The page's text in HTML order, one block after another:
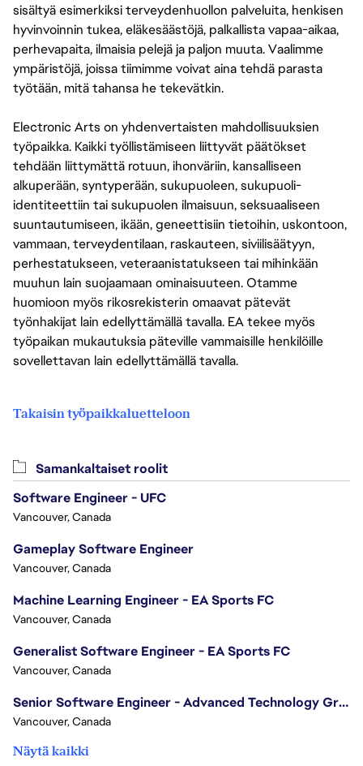
sisältyä esimerkiksi terveydenhuollon palveluita, henkisen
hyvinvoinnin tukea, eläkesäästöjä, palkallista vapaa-aikaa,
perhevapaita, ilmaisia pelejä ja paljon muuta. Vaalimme
ympäristöjä, joissa tiimimme voivat aina tehdä parasta
työtään, mitä tahansa he tekevätkin.
Electronic Arts on yhdenvertaisten mahdollisuuksien
työpaikka. Kaikki työllistämiseen liittyvät päätökset
tehdään liittymättä rotuun, ihonväriin, kansalliseen
alkuperään, syntyperään, sukupuoleen, sukupuoli-
identiteettiin tai sukupuolen ilmaisuun, seksuaaliseen
suuntautumiseen, ikään, geneettisiin tietoihin, uskontoon,
vammaan, terveydentilaan, raskauteen, siviilisäätyyn,
perhestatukseen, veteraanistatukseen tai mihinkään
muuhun lain suojaamaan ominaisuuteen. Otamme
huomioon myös rikosrekisterin omaavat pätevät
työnhakijat lain edellyttämällä tavalla. EA tekee myös
työpaikan mukautuksia päteville vammaisille henkilöille
sovellettavan lain edellyttämällä tavalla.
Takaisin työpaikkaluetteloon
Samankaltaiset roolit
Software Engineer - UFC
Vancouver, Canada
Gameplay Software Engineer
Vancouver, Canada
Machine Learning Engineer - EA Sports FC
Vancouver, Canada
Generalist Software Engineer - EA Sports FC
Vancouver, Canada
Senior Software Engineer - Advanced Technology Group
Vancouver, Canada
Näytä kaikki